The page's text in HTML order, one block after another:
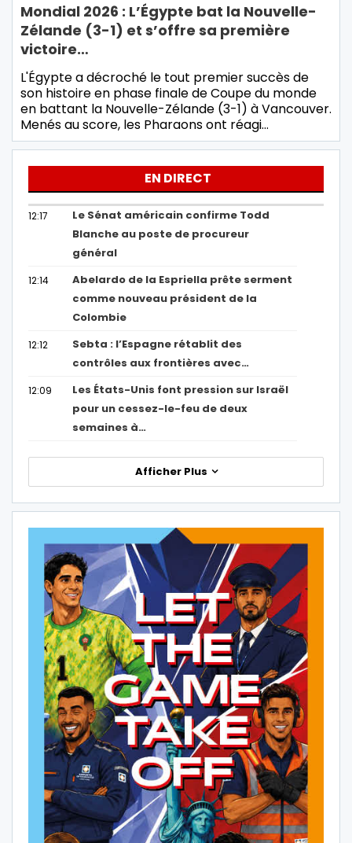
Mondial 2026 : L’Égypte bat la Nouvelle-
Zélande (3-1) et s’offre sa première
victoire…
L'Égypte a décroché le tout premier succès de
son histoire en phase finale de Coupe du monde
en battant la Nouvelle-Zélande (3-1) à Vancouver.
Menés au score, les Pharaons ont réagi…
EN DIRECT
12:17
Le Sénat américain confirme Todd
Blanche au poste de procureur
général
12:14
Abelardo de la Espriella prête serment
comme nouveau président de la
Colombie
12:12
Sebta : l’Espagne rétablit des
contrôles aux frontières avec…
12:09
Les États-Unis font pression sur Israël
pour un cessez-le-feu de deux
semaines à…
Afficher Plus